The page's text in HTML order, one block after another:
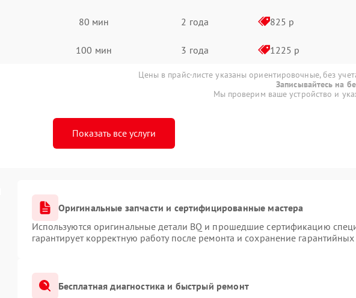
80 мин 2 года 825 р
100 мин 3 года 1225 р
Цены в прайс-листе указаны ориентировочные, без
Записывайтесь на
Мы проверим ваше устройство и
Показать все услуги
Оригинальные запчасти и сертифицированные мастера
Используются оригинальные детали BQ и прошедшие сертификацию
гарантирует корректную работу после ремонта и сохранение гарантийных
Бесплатная диагностика и быстрый ремонт